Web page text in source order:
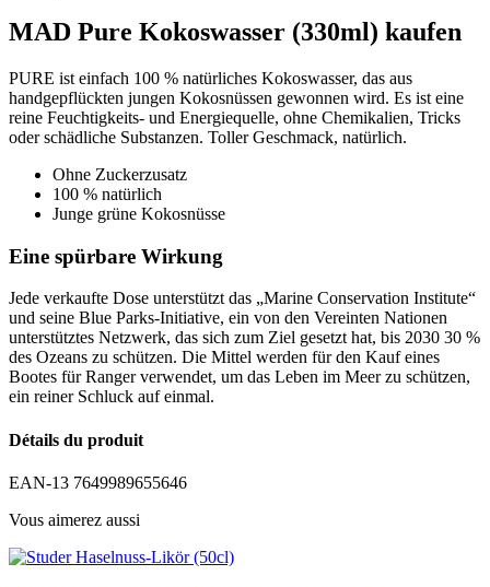
MAD Pure Kokoswasser (330ml) kaufen
PURE ist einfach 100 % natürliches Kokoswasser, das aus
handgepflückten jungen Kokosnüssen gewonnen wird. Es ist eine
reine Feuchtigkeits- und Energiequelle, ohne Chemikalien, Tricks
oder schädliche Substanzen. Toller Geschmack, natürlich.
Ohne Zuckerzusatz
100 % natürlich
Junge grüne Kokosnüsse
Eine spürbare Wirkung
Jede verkaufte Dose unterstützt das „Marine Conservation Institute“
und seine Blue Parks-Initiative, ein von den Vereinten Nationen
unterstütztes Netzwerk, das sich zum Ziel gesetzt hat, bis 2030 30 %
des Ozeans zu schützen. Die Mittel werden für den Kauf eines
Bootes für Ranger verwendet, um das Leben im Meer zu schützen,
ein reiner Schluck auf einmal.
Détails du produit
EAN-13 7649989655646
Vous aimerez aussi